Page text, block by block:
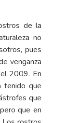
de la
no
pues
venganza
2009. En
tenido que
que
que en